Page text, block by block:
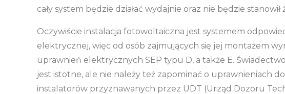
cały system będzie działać wydajnie oraz nie będzie
Oczywiście instalacja fotowoltaiczna jest systemem
elektrycznej, więc od osób zajmujących się jej montażem
uprawnień elektrycznych SEP typu D, a także E.
jest istotne, ale nie należy też zapominać o uprawnieniach
instalatorów przyznawanych przez UDT (Urząd Dozoru